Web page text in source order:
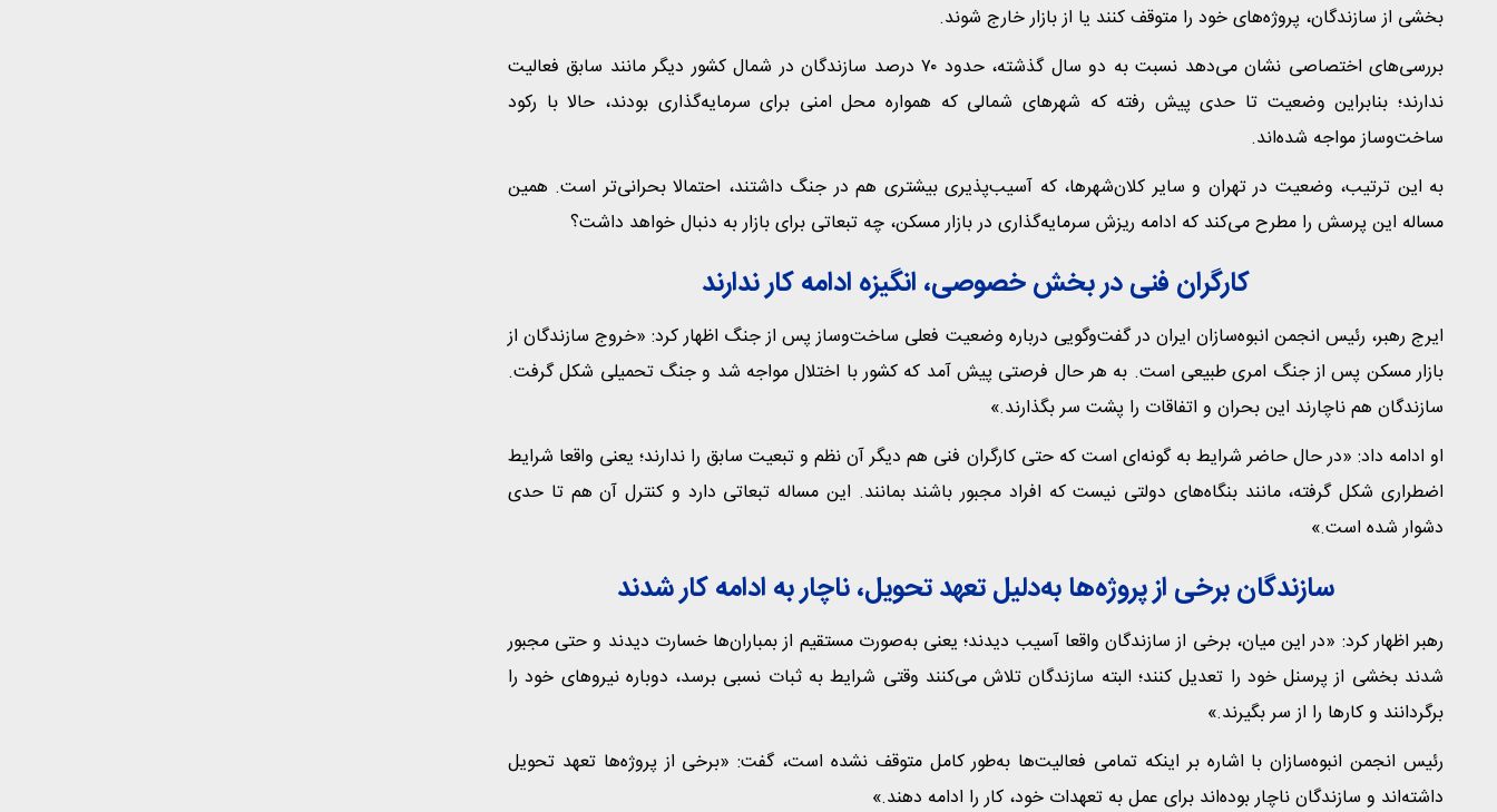
بخشی از سازندگان، پروژه‌های خود را متوقف کنند یا از بازار خارج شوند.
بررسی‌های اختصاصی نشان می‌دهد نسبت به دو سال گذشته، حدود ۷۰ درصد سازندگان در شمال کشور دیگر مانند سابق فعالیت
ندارند؛ بنابراین وضعیت تا حدی پیش رفته که شهرهای شمالی که همواره محل امنی برای سرمایه‌گذاری بودند، حالا با رکود
ساخت‌وساز مواجه شده‌اند.
به این ترتیب، وضعیت در تهران و سایر کلان‌شهرها، که آسیب‌پذیری بیشتری هم در جنگ داشتند، احتمالا بحرانی‌تر است. همین
مساله این پرسش را مطرح می‌کند که ادامه ریزش سرمایه‌گذاری در بازار مسکن، چه تبعاتی برای بازار به دنبال خواهد داشت؟
کارگران فنی در بخش خصوصی، انگیزه ادامه کار ندارند
ایرج رهبر، رئیس انجمن انبوه‌سازان ایران در گفت‌وگویی درباره وضعیت فعلی ساخت‌وساز پس از جنگ اظهار کرد: «خروج سازندگان از
بازار مسکن پس از جنگ امری طبیعی است. به هر حال فرصتی پیش آمد که کشور با اختلال مواجه شد و جنگ تحمیلی شکل گرفت.
سازندگان هم ناچارند این بحران و اتفاقات را پشت سر بگذارند.»
او ادامه داد: «در حال حاضر شرایط به گونه‌ای است که حتی کارگران فنی هم دیگر آن نظم و تبعیت سابق را ندارند؛ یعنی واقعا شرایط
اضطراری شکل گرفته، مانند بنگاه‌های دولتی نیست که افراد مجبور باشند بمانند. این مساله تبعاتی دارد و کنترل آن هم تا حدی
دشوار شده است.»
سازندگان برخی از پروژه‌ها به‌دلیل تعهد تحویل، ناچار به ادامه کار شدند
رهبر اظهار کرد: «در این میان، برخی از سازندگان واقعا آسیب دیدند؛ یعنی به‌صورت مستقیم از بمباران‌ها خسارت دیدند و حتی مجبور
شدند بخشی از پرسنل خود را تعدیل کنند؛ البته سازندگان تلاش می‌کنند وقتی شرایط به ثبات نسبی برسد، دوباره نیروهای خود را
برگردانند و کارها را از سر بگیرند.»
رئیس انجمن انبوه‌سازان با اشاره بر اینکه تمامی فعالیت‌ها به‌طور کامل متوقف نشده است، گفت: «برخی از پروژه‌ها تعهد تحویل
داشته‌اند و سازندگان ناچار بوده‌اند برای عمل به تعهدات خود، کار را ادامه دهند.»